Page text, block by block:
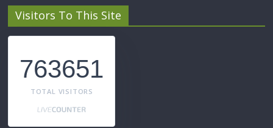
Visitors To This Site
763651
TOTAL VISITORS